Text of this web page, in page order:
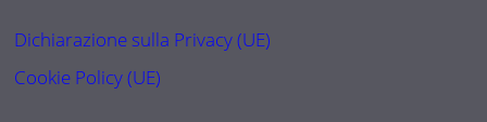
Dichiarazione sulla Privacy (UE)
Cookie Policy (UE)